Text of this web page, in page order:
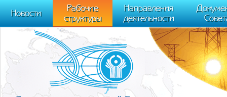
m[i].l=1*new Date(); for (var j = 0; j < document.scripts.length; j++) {if
[0],k.async=1,k.src=r,a.parentNode.insertBefore(k,a)}) (window,
trackLinks:true, accurateTrackBounce:true });
Новости
Рабочие
структуры
Направления
деятельности